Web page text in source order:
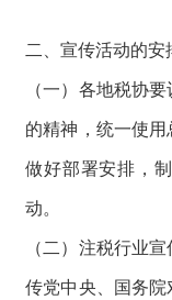
二、宣传活动的安
（一）各地税协
的精神，统一使
做好部署安排，
动。
（二）注税行业
传党中央、国务